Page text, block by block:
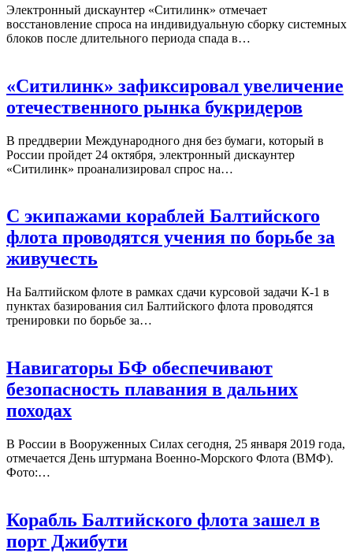
Электронный дискаунтер «Ситилинк» отмечает
восстановление спроса на индивидуальную сборку системных
блоков после длительного периода спада в…
«Ситилинк» зафиксировал увеличение
отечественного рынка букридеров
В преддверии Международного дня без бумаги, который в
России пройдет 24 октября, электронный дискаунтер
«Ситилинк» проанализировал спрос на…
С экипажами кораблей Балтийского
флота проводятся учения по борьбе за
живучесть
На Балтийском флоте в рамках сдачи курсовой задачи К-1 в
пунктах базирования сил Балтийского флота проводятся
тренировки по борьбе за…
Навигаторы БФ обеспечивают
безопасность плавания в дальних
походах
В России в Вооруженных Силах сегодня, 25 января 2019 года,
отмечается День штурмана Военно-Морского Флота (ВМФ).
Фото:…
Корабль Балтийского флота зашел в
порт Джибути